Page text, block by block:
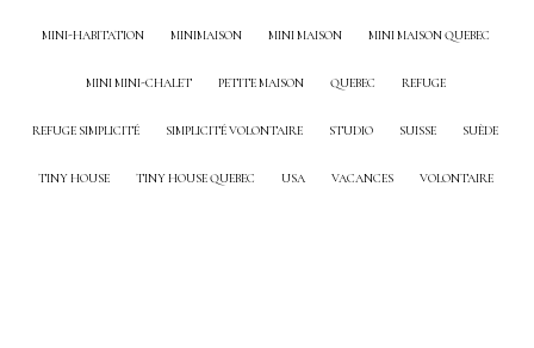
MINI-HABITATION MINIMAISON MINI MAISON MINI MAISON QUEBEC
MINI MINI-CHALET PETITE MAISON QUEBEC REFUGE
REFUGE SIMPLICITÉ SIMPLICITÉ VOLONTAIRE STUDIO SUISSE SUÈDE
TINY HOUSE TINY HOUSE QUEBEC USA VACANCES VOLONTAIRE